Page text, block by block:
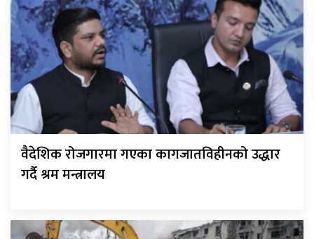
वैदेशिक रोजगारमा गएका कागजातविहीनको उद्धार
गर्दै श्रम मन्त्रालय